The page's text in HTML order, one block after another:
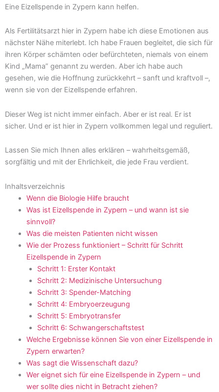
Eine Eizellspende in Zypern kann helfen.
Als Fertilitätsarzt hier in Zypern habe ich diese Emotionen aus
nächster Nähe miterlebt. Ich habe Frauen begleitet, die sich für
ihren Körper schämten oder befürchteten, niemals von einem
Kind „Mama” genannt zu werden. Aber ich habe auch
gesehen, wie die Hoffnung zurückkehrt – sanft und kraftvoll –,
wenn sie von der Eizellspende erfahren.
Dieser Weg ist nicht immer einfach. Aber er ist real. Er ist
sicher. Und er ist hier in Zypern vollkommen legal und reguliert.
Lassen Sie mich Ihnen alles erklären – wahrheitsgemäß,
sorgfältig und mit der Ehrlichkeit, die jede Frau verdient.
Inhaltsverzeichnis
Wenn die Biologie Hilfe braucht
Was ist Eizellspende in Zypern – und wann ist sie
sinnvoll?
Was die meisten Patienten nicht wissen
Wie der Prozess funktioniert – Schritt für Schritt
Eizellspende in Zypern
Schritt 1: Erster Kontakt
Schritt 2: Medizinische Untersuchung
Schritt 3: Spender-Matching
Schritt 4: Embryoerzeugung
Schritt 5: Embryotransfer
Schritt 6: Schwangerschaftstest
Welche Ergebnisse können Sie von einer Eizellspende in
Zypern erwarten?
Was sagt die Wissenschaft dazu?
Wer eignet sich für eine Eizellspende in Zypern – und
wer sollte dies nicht in Betracht ziehen?